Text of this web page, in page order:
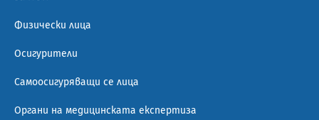
Физически лица
Осигурители
Самоосигуряващи се лица
Органи на медицинската експертиза